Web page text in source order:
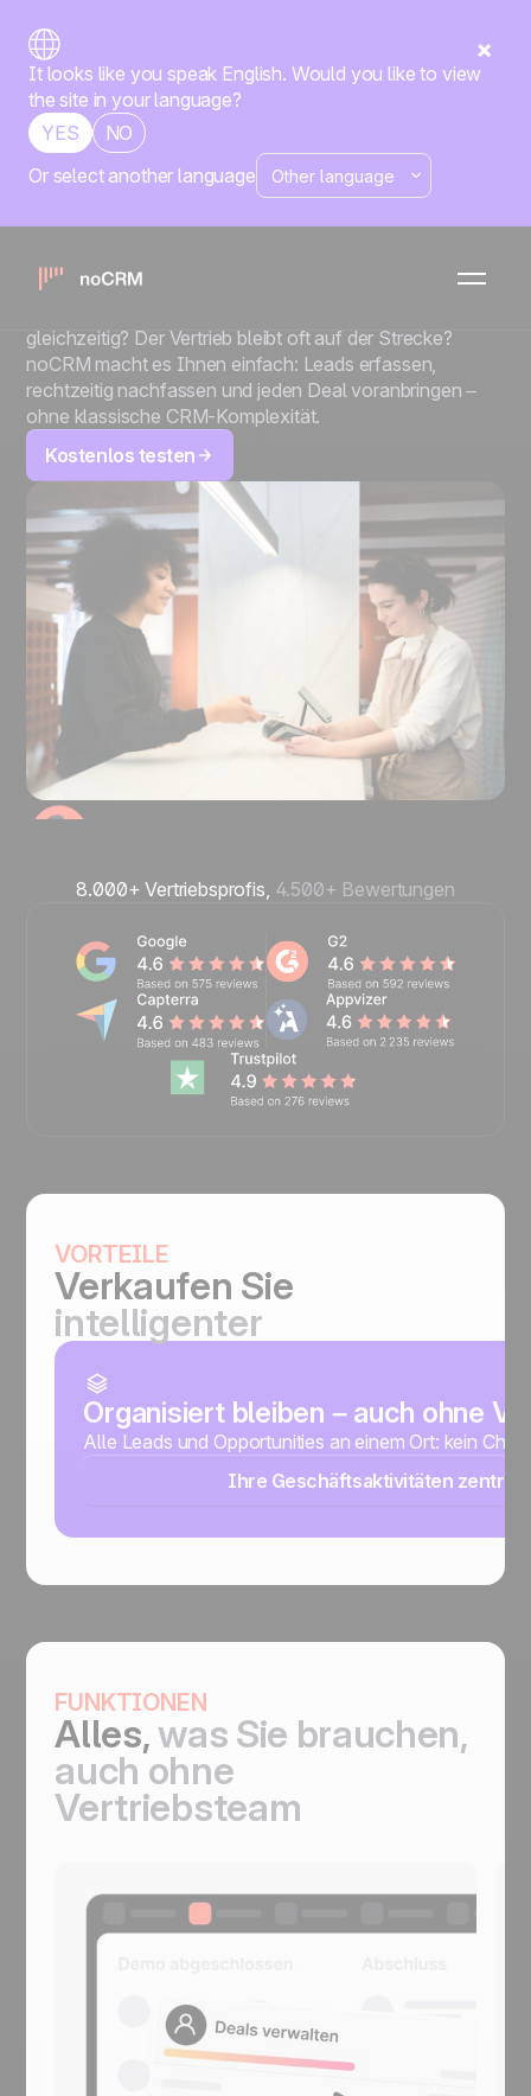
It looks like you speak English. Would you like to view
the site in your language?
YES
NO
Or select another language
KLEINE UND MITTLERE UNTERNEHMEN
Kein Vertriebsteam?
Kein Problem.
gleichzeitig? Der Vertrieb bleibt oft auf der Strecke?
noCRM macht es Ihnen einfach: Leads erfassen,
rechtzeitig nachfassen und jeden Deal voranbringen –
ohne klassische CRM-Komplexität.
Kostenlos testen
8.000+ Vertriebsprofis, 4.500+ Bewertungen
VORTEILE
Verkaufen Sie
intelligenter
Organisiert bleiben – auch ohne
Alle Leads und Opportunities an einem Ort: kein
Ihre Geschäftsaktivitäten
FUNKTIONEN
Alles,was Sie brauchen,
auch ohne
Vertriebsteam